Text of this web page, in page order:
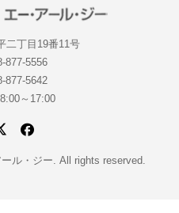
二丁目19番11号
877-5556
877-5642
～17:00
ル・ジー. All rights reserved.